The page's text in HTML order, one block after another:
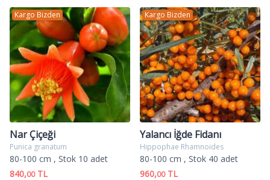
Kargo Bizden
Nar Çiçeği
Punica granatum
80-100 cm , Stok 10 adet
840,00TL
Kargo Bizden
Yalancı İğde Fidanı
Hippophae Rhamnoides
80-100 cm , Stok 40 adet
960,00TL